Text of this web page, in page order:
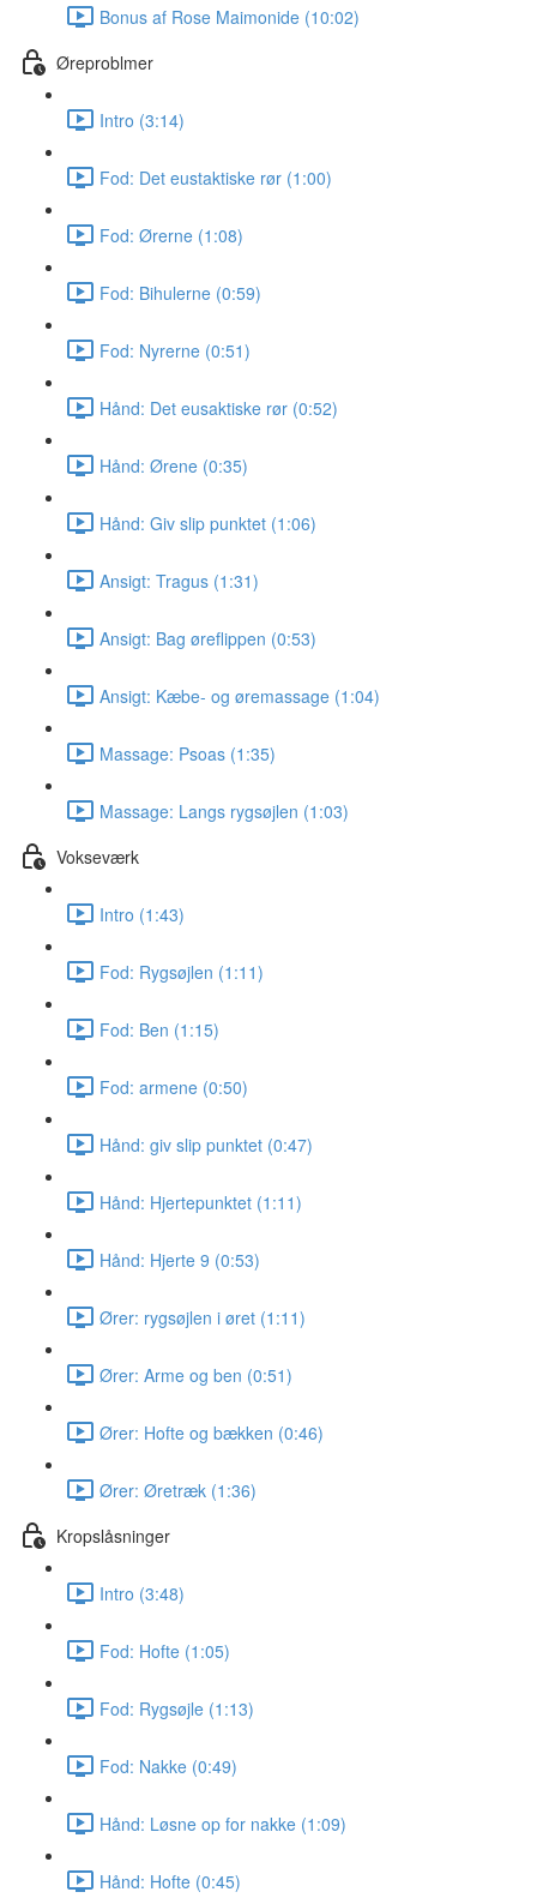
Bonus af Rose Maimonide (10:02)
Øreproblmer
Intro (3:14)
Fod: Det eustaktiske rør (1:00)
Fod: Ørerne (1:08)
Fod: Bihulerne (0:59)
Fod: Nyrerne (0:51)
Hånd: Det eusaktiske rør (0:52)
Hånd: Ørene (0:35)
Hånd: Giv slip punktet (1:06)
Ansigt: Tragus (1:31)
Ansigt: Bag øreflippen (0:53)
Ansigt: Kæbe- og øremassage (1:04)
Massage: Psoas (1:35)
Massage: Langs rygsøjlen (1:03)
Vokseværk
Intro (1:43)
Fod: Rygsøjlen (1:11)
Fod: Ben (1:15)
Fod: armene (0:50)
Hånd: giv slip punktet (0:47)
Hånd: Hjertepunktet (1:11)
Hånd: Hjerte 9 (0:53)
Ører: rygsøjlen i øret (1:11)
Ører: Arme og ben (0:51)
Ører: Hofte og bækken (0:46)
Ører: Øretræk (1:36)
Kropslåsninger
Intro (3:48)
Fod: Hofte (1:05)
Fod: Rygsøjle (1:13)
Fod: Nakke (0:49)
Hånd: Løsne op for nakke (1:09)
Hånd: Hofte (0:45)